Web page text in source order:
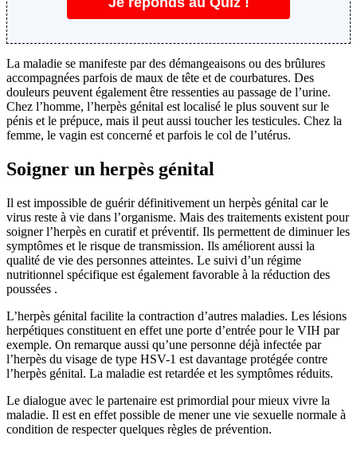
La maladie se manifeste par des démangeaisons ou des brûlures
accompagnées parfois de maux de tête et de courbatures. Des
douleurs peuvent également être ressenties au passage de l’urine.
Chez l’homme, l’herpès génital est localisé le plus souvent sur le
pénis et le prépuce, mais il peut aussi toucher les testicules. Chez la
femme, le vagin est concerné et parfois le col de l’utérus.
Soigner un herpès génital
Il est impossible de guérir définitivement un herpès génital car le
virus reste à vie dans l’organisme. Mais des traitements existent pour
soigner l’herpès en curatif et préventif. Ils permettent de diminuer les
symptômes et le risque de transmission. Ils améliorent aussi la
qualité de vie des personnes atteintes. Le suivi d’un régime
nutritionnel spécifique est également favorable à la réduction des
poussées .
L’herpès génital facilite la contraction d’autres maladies. Les lésions
herpétiques constituent en effet une porte d’entrée pour le VIH par
exemple. On remarque aussi qu’une personne déjà infectée par
l’herpès du visage de type HSV-1 est davantage protégée contre
l’herpès génital. La maladie est retardée et les symptômes réduits.
Le dialogue avec le partenaire est primordial pour mieux vivre la
maladie. Il est en effet possible de mener une vie sexuelle normale à
condition de respecter quelques règles de prévention.